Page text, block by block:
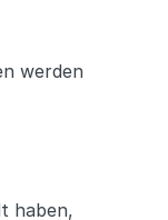
werden
haben,